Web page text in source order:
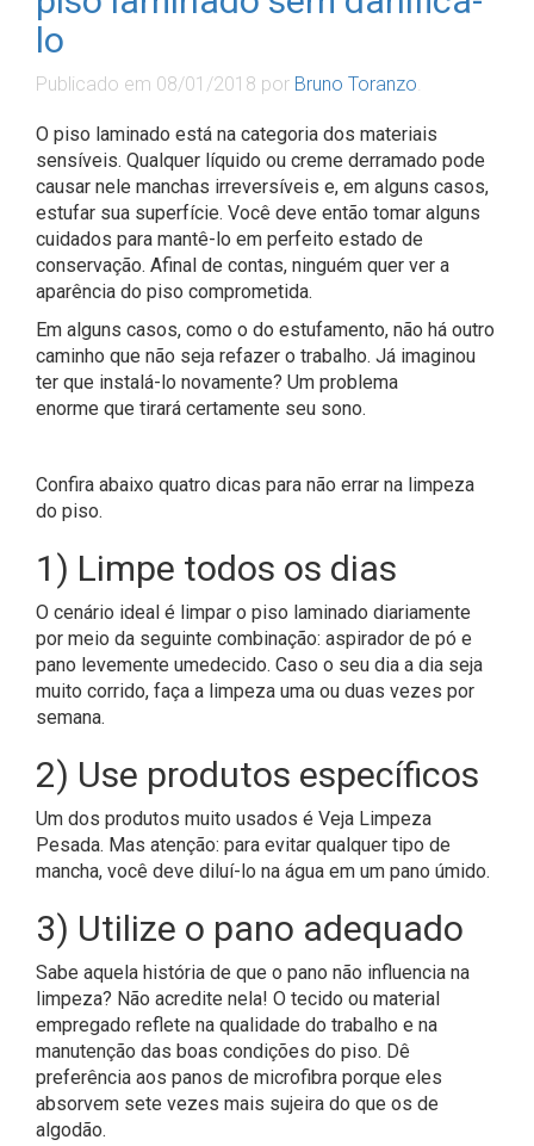
lo
Publicado em 08/01/2018 por Bruno Toranzo
O piso laminado está na categoria dos materiais
sensíveis. Qualquer líquido ou creme derramado pode
causar nele manchas irreversíveis e, em alguns casos,
estufar sua superfície. Você deve então tomar alguns
cuidados para mantê-lo em perfeito estado de
conservação. Afinal de contas, ninguém quer ver a
aparência do piso comprometida.
Em alguns casos, como o do estufamento, não há outro
caminho que não seja refazer o trabalho. Já imaginou
ter que instalá-lo novamente? Um problema
enorme que tirará certamente seu sono.
Confira abaixo quatro dicas para não errar na limpeza
do piso.
1) Limpe todos os dias
O cenário ideal é limpar o piso laminado diariamente
por meio da seguinte combinação: aspirador de pó e
pano levemente umedecido. Caso o seu dia a dia seja
muito corrido, faça a limpeza uma ou duas vezes por
semana.
2) Use produtos específicos
Um dos produtos muito usados é Veja Limpeza
Pesada. Mas atenção: para evitar qualquer tipo de
mancha, você deve diluí-lo na água em um pano úmido.
3) Utilize o pano adequado
Sabe aquela história de que o pano não influencia na
limpeza? Não acredite nela! O tecido ou material
empregado reflete na qualidade do trabalho e na
manutenção das boas condições do piso. Dê
preferência aos panos de microfibra porque eles
absorvem sete vezes mais sujeira do que os de
algodão.